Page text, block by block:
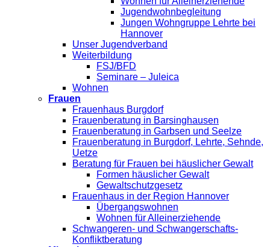
Jugendwohnbegleitung
Jungen Wohngruppe Lehrte bei
Hannover
Unser Jugendverband
Weiterbildung
FSJ/BFD
Seminare – Juleica
Wohnen
Frauen
Frauenhaus Burgdorf
Frauenberatung in Barsinghausen
Frauenberatung in Garbsen und Seelze
Frauenberatung in Burgdorf, Lehrte, Sehnde,
Uetze
Beratung für Frauen bei häuslicher Gewalt
Formen häuslicher Gewalt
Gewaltschutzgesetz
Frauenhaus in der Region Hannover
Übergangswohnen
Wohnen für Alleinerziehende
Schwangeren- und Schwangerschafts-
Konfliktberatung